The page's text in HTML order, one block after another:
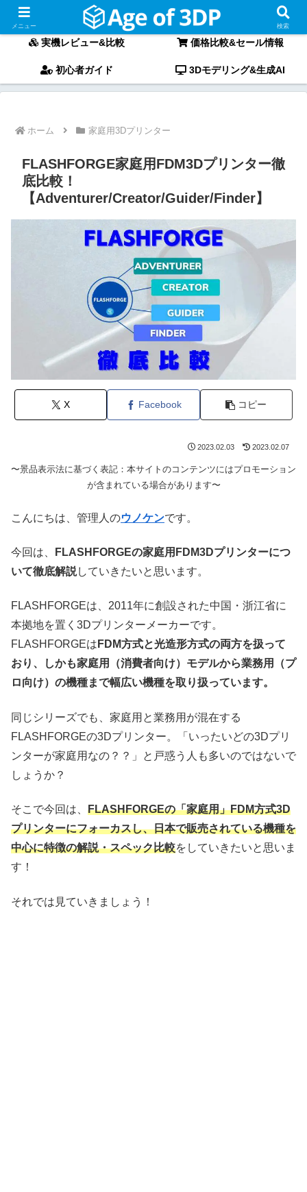
〜最新3Dプリンターの「実機レビュー」と「徹底比較」〜
実機レビュー&比較 価格比較&セール情報
初心者ガイド 3Dモデリング&生成AI
ホーム 家庭用3Dプリンター
FLASHFORGE家庭用FDM3Dプリンター徹
底比較！
【Adventurer/Creator/Guider/Finder】
X Facebook コピー
2023.02.03 2023.02.07
〜景品表示法に基づく表記：本サイトのコンテンツにはプロモーション
が含まれている場合があります〜
こんにちは、管理人のウノケンです。
今回は、
FLASHFORGEの家庭用FDM3Dプリンターにつ
いて徹底解説していきたいと思います。
FLASHFORGEは、2011年に創設された中国・浙江省に
本拠地を置く3Dプリンターメーカーです。
FLASHFORGEは FDM方式と光造形方式の両方を扱って
おり、しかも家庭用（消費者向け）モデルから業務用（プ
ロ向け）の機種まで幅広い機種を取り扱っています。
同じシリーズでも、家庭用と業務用が混在する
FLASHFORGEの3Dプリンター。「いったいどの3Dプリ
ンターが家庭用なの？？」と戸惑う人も多いのではないで
しょうか？
そこで今回は、 FLASHFORGEの「家庭用」FDM方式3D
プリンターにフォーカスし、日本で販売されている機種を
中心に特徴の解説・スペック比較をしていきたいと思いま
す！
それでは見ていきましょう！
メニュー 検索